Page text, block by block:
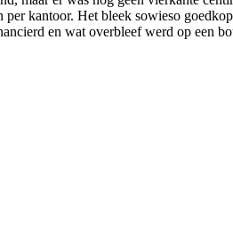
kantoor. Het bleek sowieso
en wat overbleef werd op een